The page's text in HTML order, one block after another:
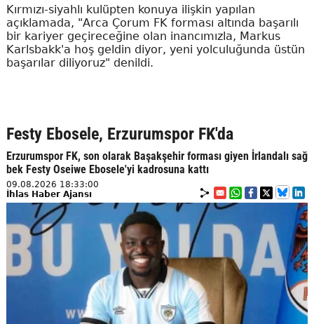
Kırmızı-siyahlı kulüpten konuya ilişkin yapılan
açıklamada, "Arca Çorum FK forması altında başarılı
bir kariyer geçireceğine olan inancımızla, Markus
Karlsbakk'a hoş geldin diyor, yeni yolculuğunda üstün
başarılar diliyoruz" denildi.
Festy Ebosele, Erzurumspor FK'da
Erzurumspor FK, son olarak Başakşehir forması giyen İrlandalı sağ
bek Festy Oseiwe Ebosele'yi kadrosuna kattı
09.08.2026 18:33:00
İhlas Haber Ajansı